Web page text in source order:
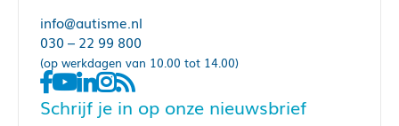
info@autisme.nl
030 – 22 99 800
(op werkdagen van 10.00 tot 14.00)
Schrijf je in op onze nieuwsbrief